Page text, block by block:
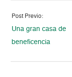
Post Previo:
Una gran casa de
beneficencia